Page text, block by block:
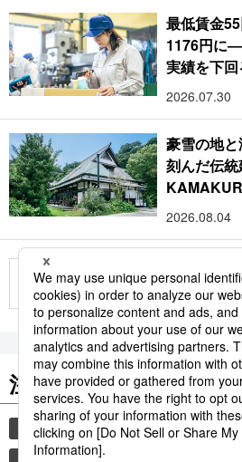
最低賃金
1176円に
実績を下回
2026.07.30
豪雪の地
刻んだ伝
2026.08.04
もっと見る
注目のキーワード
共同通信ニュース 気象・災害